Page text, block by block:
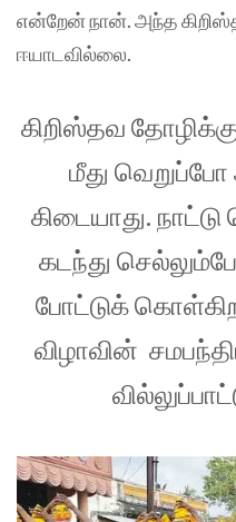
என்றேன் நான். அந்த
ஈயாடவில்லை.
கிறிஸ்தவ
மீது
கிடையாது.
கடந்து
போட்டுக்
விழாவின்